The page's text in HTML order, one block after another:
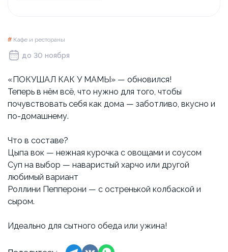
# Кафе и рестораны
до 30 ноября
«ПОКУШАЛ КАК У МАМЫ» — обновился!
Теперь в нём всё, что нужно для того, чтобы
почувствовать себя как дома — заботливо, вкусно и
по-домашнему.
Что в составе?
Цыпа вок — нежная курочка с овощами и соусом
Суп на выбор — наваристый харчо или другой
любимый вариант
Роллини Пепперони — с остренькой колбаской и
сыром.
Идеально для сытного обеда или ужина!